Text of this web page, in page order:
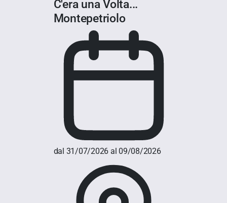
C'era una Volta...
Montepetriolo
dal 31/07/2026 al 09/08/2026